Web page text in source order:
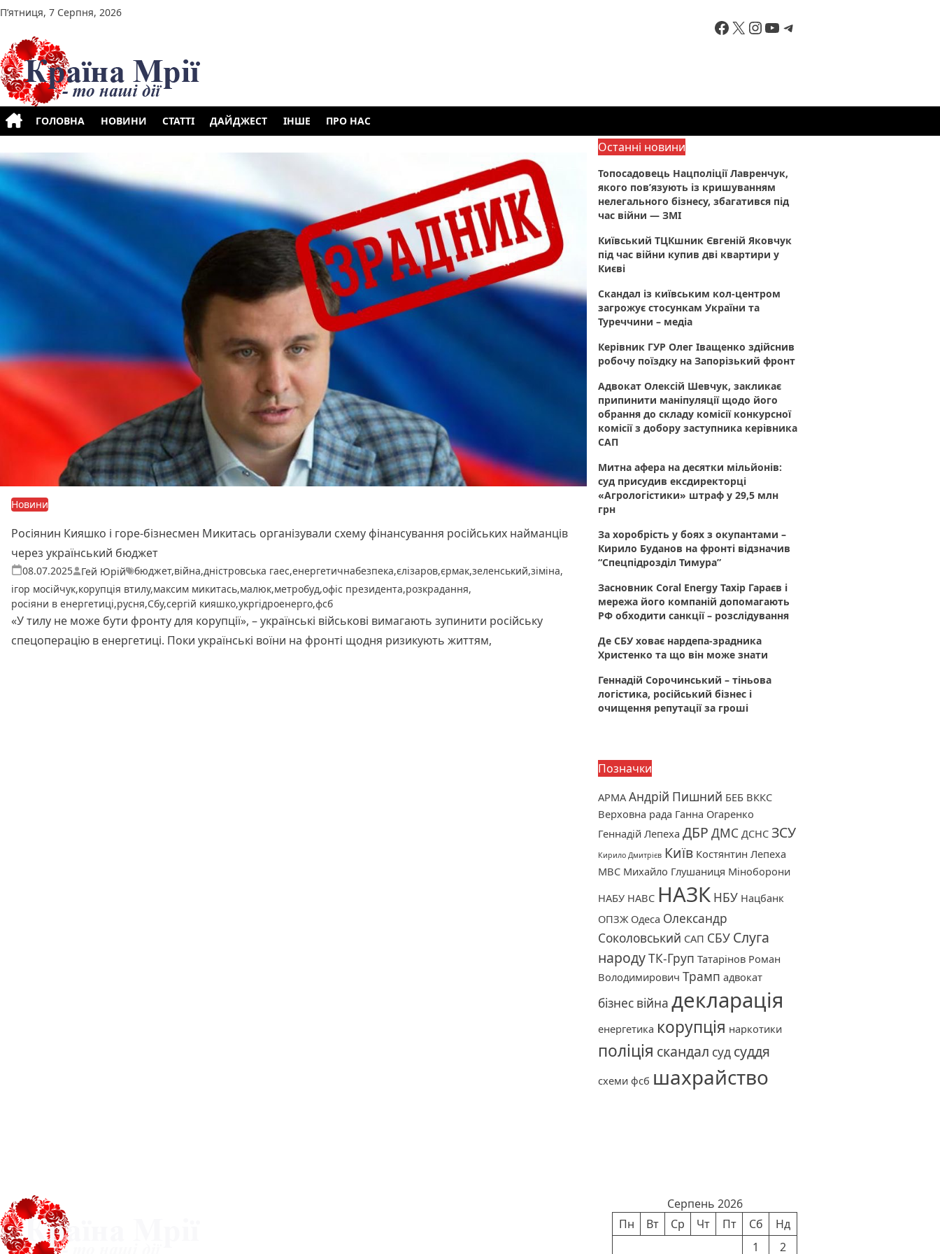
Перейти до вмісту
П’ятниця, 7 Серпня, 2026
Facebook
X Instagram
YouTube
Telegram
ГОЛОВНА НОВИНИ СТАТТІ ДАЙДЖЕСТ ІНШЕ ПРО НАС
Новини
Росіянин Кияшко і горе-бізнесмен Микитась організували схему фінансування російських найманців
через український бюджет
08.07.2025Опубліковано
Гей Юрій
Теги: бюджет,війна,дністровська гаес,енергетичнабезпека,єлізаров,єрмак,зеленський,зіміна,
ігор мосійчук,корупція втилу,максим микитась,малюк,метробуд,офіс президента,розкрадання,
росіяни в енергетиці,русня,Сбу,сергій кияшко,укргідроенерго,фсб
«У тилу не може бути фронту для корупції», – українські військові вимагають зупинити російську
спецоперацію в енергетиці. Поки українські воїни на фронті щодня ризикують життям,
Останні новини
Топосадовець Нацполіції Лавренчук,
якого пов’язують із кришуванням
нелегального бізнесу, збагатився під
час війни — ЗМІ
Київський ТЦКшник Євгеній Яковчук
під час війни купив дві квартири у
Києві
Скандал із київським кол-центром
загрожує стосункам України та
Туреччини – медіа
Керівник ГУР Олег Іващенко здійснив
робочу поїздку на Запорізький фронт
Адвокат Олексій Шевчук, закликає
припинити маніпуляції щодо його
обрання до складу комісії конкурсної
комісії з добору заступника керівника
САП
Митна афера на десятки мільйонів:
суд присудив ексдиректорці
«Агрологістики» штраф у 29,5 млн
грн
За хоробрість у боях з окупантами –
Кирило Буданов на фронті відзначив
“Спецпідрозділ Тимура”
Засновник Coral Energy Тахір Гараєв і
мережа його компаній допомагають
РФ обходити санкції – розслідування
Де СБУ ховає нардепа-зрадника
Христенко та що він може знати
Геннадій Сорочинський – тіньова
логістика, російський бізнес і
очищення репутації за гроші
Позначки
АРМА Андрій Пишний БЕБ ВККС
Верховна рада Ганна Огаренко
Геннадій Лепеха ДБР ДМС ДСНС ЗСУ
Кирило Дмитрієв Київ Костянтин Лепеха
МВС Михайло Глушаниця Міноборони
НАБУ НАВС НАЗК НБУ Нацбанк
ОПЗЖ Одеса Олександр
Соколовський САП СБУ Слуга
народуТК-Груп Татарінов Роман
Володимирович Трамп адвокат
бізнес війна декларація
енергетика корупція наркотики
поліція скандал суд суддя
схеми фсб шахрайство
Серпень 2026
Пн
Вт Ср Чт Пт Сб
Нд
1
2